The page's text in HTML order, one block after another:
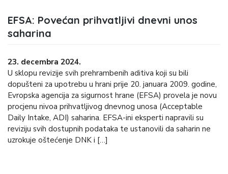
EFSA: Povećan prihvatljivi dnevni unos
saharina
23. decembra 2024.
U sklopu revizije svih prehrambenih aditiva koji su bili
dopušteni za upotrebu u hrani prije 20. januara 2009. godine,
Evropska agencija za sigurnost hrane (EFSA) provela je novu
procjenu nivoa prihvatljivog dnevnog unosa (Acceptable
Daily Intake, ADI) saharina. EFSA-ini eksperti napravili su
reviziju svih dostupnih podataka te ustanovili da saharin ne
uzrokuje oštećenje DNK i […]